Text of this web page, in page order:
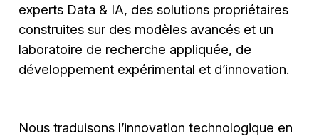
experts Data & IA, des solutions propriétaires
construites sur des modèles avancés et un
laboratoire de recherche appliquée, de
développement expérimental et d’innovation.
Nous traduisons l’innovation technologique en